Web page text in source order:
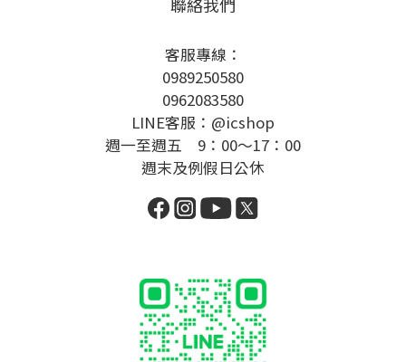
客服專線：
0989250580
0962083580
LINE客服：@icshop
週一至週五 9：00～17：00
週末及例假日公休